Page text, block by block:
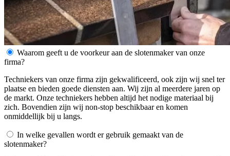
Waarom geeft u de voorkeur aan de slotenmaker van onze
firma?
Techniekers van onze firma zijn gekwalificeerd, ook zijn wij snel ter
plaatse en bieden goede diensten aan. Wij zijn al meerdere jaren op
de markt. Onze techniekers hebben altijd het nodige materiaal bij
zich. Bovendien zijn wij non-stop beschikbaar en komen
onmiddellijk bij u langs.
In welke gevallen wordt er gebruik gemaakt van de
slotenmaker?